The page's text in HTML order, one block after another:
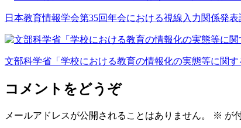
日本教育情報学会第35回年会における視線入力関係発表
文部科学省「学校における教育の情報化の実態等に関す
コメントをどうぞ
メールアドレスが公開されることはありません。 ※ が